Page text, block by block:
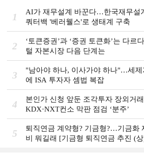
1
AI가 재무설계 바꾼다…한국재무설
쿼터백 '베러웰스'로 생태계 구축
2
‘토큰증권’과 ‘증권 토큰화’는 다르
털 자본시장 다음 단계는
3
"남아야 하나, 이사가야 하나"…세제
에 ISA 투자자 셈법 복잡
4
본인가 신청 앞둔 조각투자 장외거
KDX·NXT컨소 막판 점검 ‘분주’
5
퇴직연금 계약형? 기금형?…기금화
비 뭐길래 [기금형 퇴직연금 추진 (